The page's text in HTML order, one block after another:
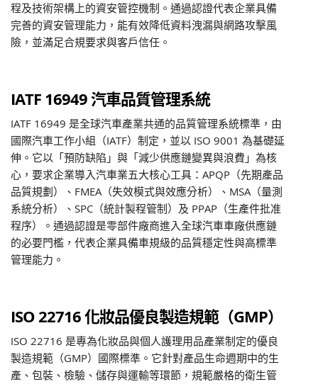
程及技術架構上的資安管控機制。通過認證代表企業具備
完善的資安管理能力，能有效降低資料洩漏與網路攻擊風
險，並滿足合規要求與客戶信任。
IATF 16949 汽車品質管理系統
IATF 16949 是全球汽車產業共通的品質管理系統標準，由
國際汽車工作小組（IATF）制定，並以 ISO 9001 為基礎延
伸。它以「預防缺陷」與「減少供應鏈變異與浪費」為核
心，要求企業導入汽車業五大核心工具：APQP（先期產品
品質規劃）、FMEA（失效模式與效應分析）、MSA（量測
系統分析）、SPC（統計製程管制）及 PPAP（生產件批准
程序）。通過認證是零部件廠商進入全球汽車車廠供應鏈
的必要門檻，代表企業具備車規級的品質穩定性與高標準
管理能力。
ISO 22716 化妝品優良製造規範（GMP）
ISO 22716 是專為化妝品與個人護理用品產業制定的優良
製造規範（GMP）國際標準。它針對產品生命週期中的生
產、包裝、檢驗、儲存與運輸等環節，規範嚴格的衛生管